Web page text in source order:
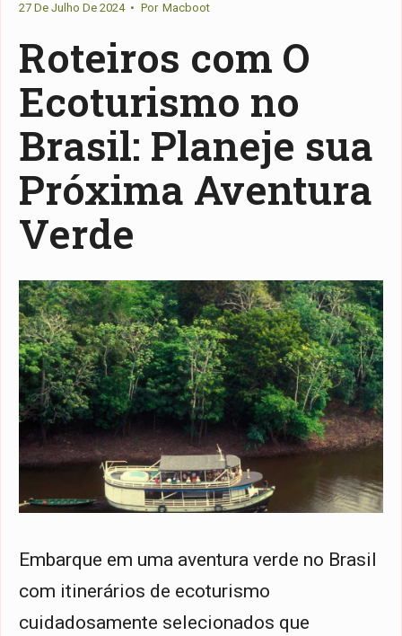
27 De Julho De 2024 • Por Macboot
Roteiros com O
Ecoturismo no
Brasil: Planeje sua
Próxima Aventura
Verde
Embarque em uma aventura verde no Brasil
com itinerários de ecoturismo
cuidadosamente selecionados que